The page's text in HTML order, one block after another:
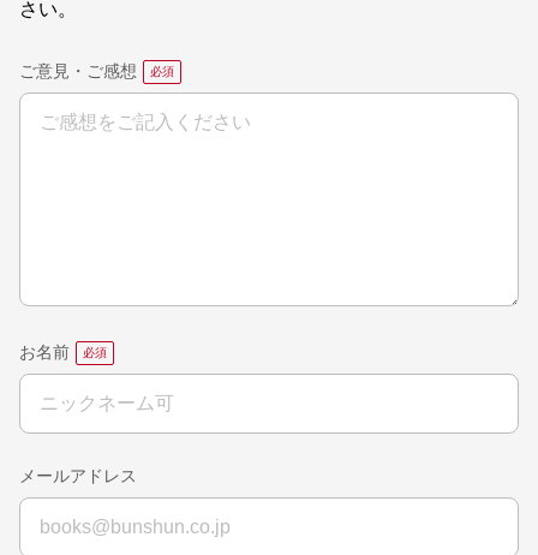
さい。
ご意見・ご感想
お名前
メールアドレス